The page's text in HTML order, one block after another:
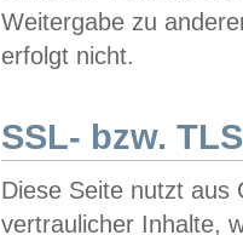
Weitergabe zu
erfolgt nicht.
SSL- bzw.
Diese Seite nutzt aus
vertraulicher Inhalte,